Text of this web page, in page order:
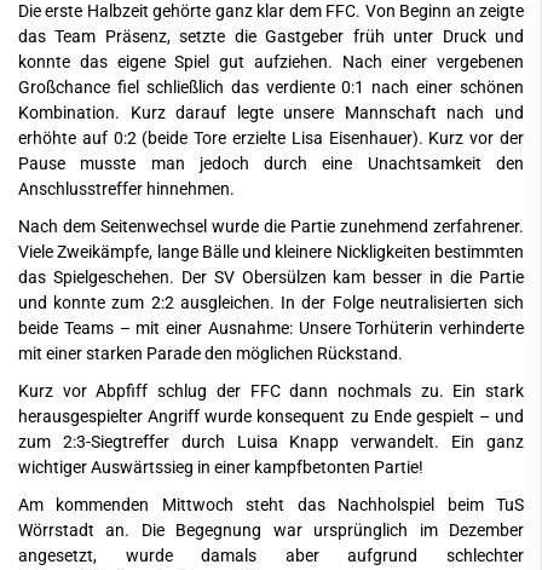
Die erste Halbzeit gehörte ganz klar dem FFC. Von Beginn an zeigte
das Team Präsenz, setzte die Gastgeber früh unter Druck und
konnte das eigene Spiel gut aufziehen. Nach einer vergebenen
Großchance fiel schließlich das verdiente 0:1 nach einer schönen
Kombination. Kurz darauf legte unsere Mannschaft nach und
erhöhte auf 0:2 (beide Tore erzielte Lisa Eisenhauer). Kurz vor der
Pause musste man jedoch durch eine Unachtsamkeit den
Anschlusstreffer hinnehmen.
Nach dem Seitenwechsel wurde die Partie zunehmend zerfahrener.
Viele Zweikämpfe, lange Bälle und kleinere Nickligkeiten bestimmten
das Spielgeschehen. Der SV Obersülzen kam besser in die Partie
und konnte zum 2:2 ausgleichen. In der Folge neutralisierten sich
beide Teams – mit einer Ausnahme: Unsere Torhüterin verhinderte
mit einer starken Parade den möglichen Rückstand.
Kurz vor Abpfiff schlug der FFC dann nochmals zu. Ein stark
herausgespielter Angriff wurde konsequent zu Ende gespielt – und
zum 2:3-Siegtreffer durch Luisa Knapp verwandelt. Ein ganz
wichtiger Auswärtssieg in einer kampfbetonten Partie!
Am kommenden Mittwoch steht das Nachholspiel beim TuS
Wörrstadt an. Die Begegnung war ursprünglich im Dezember
angesetzt, wurde damals aber aufgrund schlechter